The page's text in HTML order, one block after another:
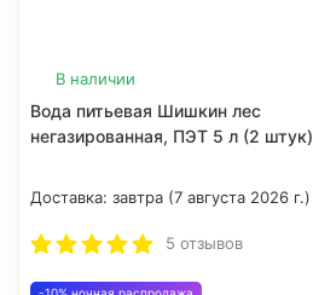
В наличии
Вода питьевая Шишкин лес
негазированная, ПЭТ 5 л (2 штук)
Доставка: завтра (7 августа 2026 г.)
5 отзывов